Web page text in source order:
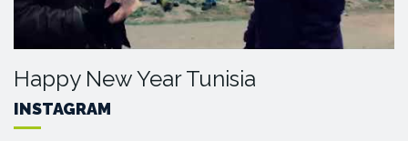
Happy New Year Tunisia
INSTAGRAM